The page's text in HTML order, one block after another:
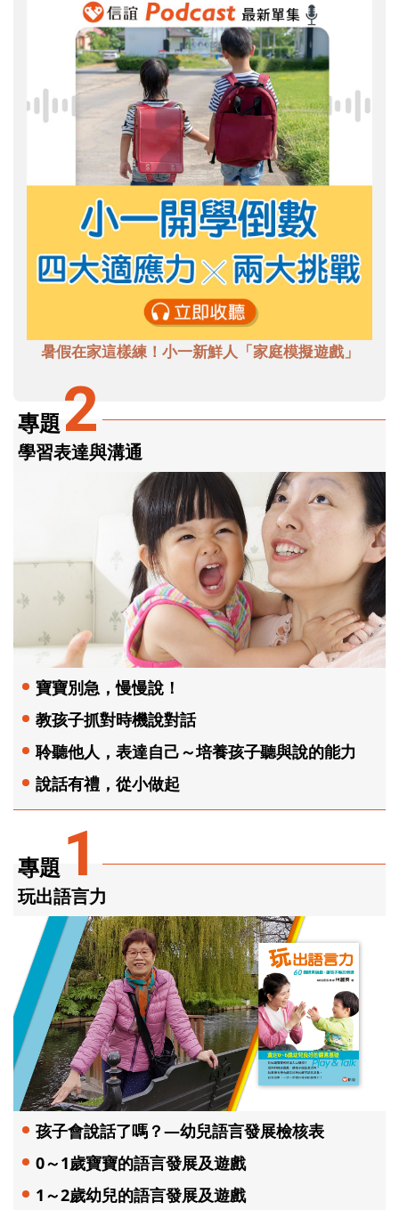
暑假在家這樣練！小一新鮮人「家庭模擬遊戲」
專題 1
玩出語言力
孩子會說話了嗎？—幼兒語言發展檢核表
0～1歲寶寶的語言發展及遊戲
1～2歲幼兒的語言發展及遊戲
專題2
學習表達與溝通
寶寶別急，慢慢說！
教孩子抓對時機說對話
聆聽他人，表達自己～培養孩子聽與說的能力
說話有禮，從小做起